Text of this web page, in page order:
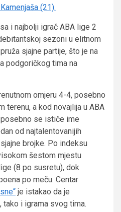
(21).
i najbolji igrač ABA lige 2
sezoni u elitnom
sjajne partije, što je na
podgoričkog tima na
omjeru 4-4, posebno
terenu, a kod novajlija u ABA
se ističe ime
od najtalentovanijih
brojke. Po indeksu
šestom mjestu
(8 po susretu), dok
po meču. Centar
je istakao da je
tako i igrama svog tima.